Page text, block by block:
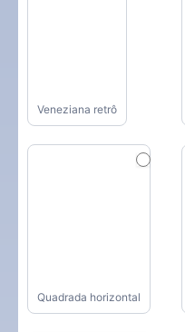
Veneziana retrô
Quadrada horizontal